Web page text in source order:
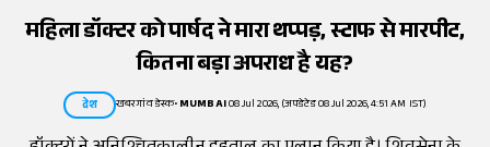
महिला डॉक्टर को पार्षद ने मारा थप्पड़, स्टाफ से मारपीट,
कितना बड़ा अपराध है यह?
देश खबरगांव डेस्क•MUMBAI08 Jul 2026, (अपडेटेड 08 Jul 2026, 4:51 AM IST)